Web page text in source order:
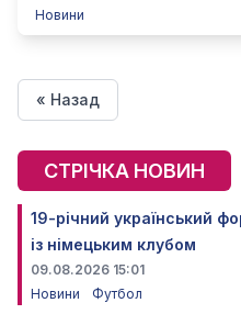
Новини
« Назад
СТРІЧКА НОВИН
19-річний український
із німецьким клубом
09.08.2026 15:01
Новини
Футбол